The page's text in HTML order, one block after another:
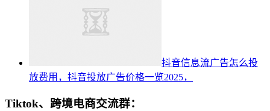
抖音信息流广告怎么投
放费用，抖音投放广告价格一览2025，
Tiktok、跨境电商交流群：